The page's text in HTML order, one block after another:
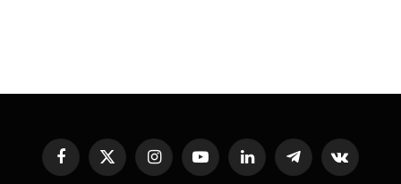
FacebookX
(Twitter)
InstagramYouTubeLinkedInTelegramVKontakte